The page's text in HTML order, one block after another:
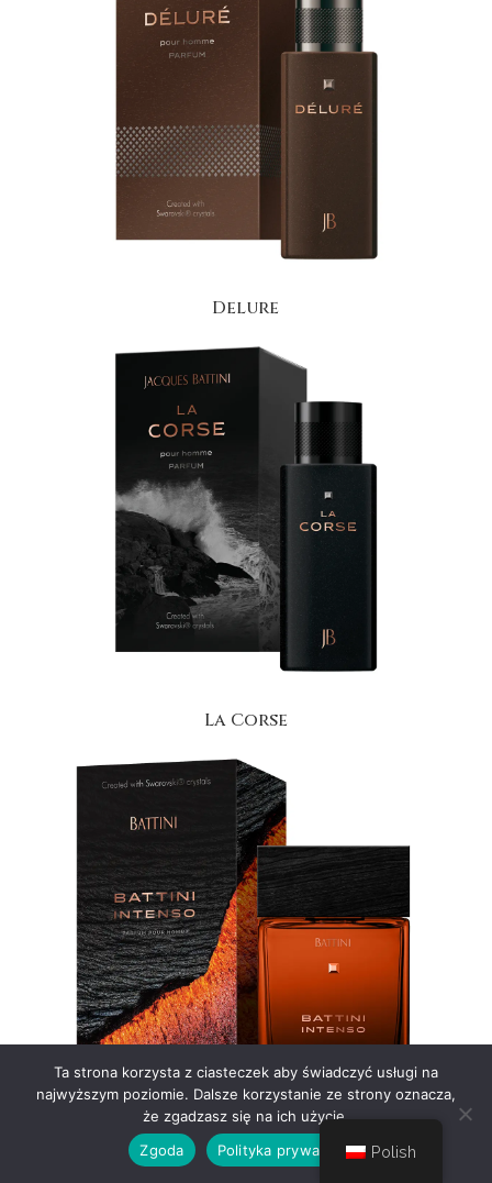
Delure
La Corse
Battini Intenso
Polish
Ta strona korzysta z ciasteczek aby świadczyć usługi na
najwyższym poziomie. Dalsze korzystanie ze strony oznacza,
że zgadzasz się na ich użycie.
Zgoda
Polityka prywatności